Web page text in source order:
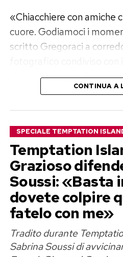
«Chiacchiere con amiche
cuore. Godiamoci i
scritto Gregoraci a
che riassume
vacanze.
gli amici
Nelle immagini pubblicate
protagonista assoluta è la
delle destinazioni
Elisabetta si mostra
dopo un tuffo con un
cappello in testa e occhiali
CONTINUA A
SPECIALE TEMPTATION
Temptation
Grazioso
Soussi: «Basta
dovete colpire
fatelo con me»
Tradito durante
Sabrina Soussi di